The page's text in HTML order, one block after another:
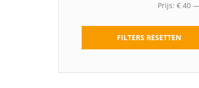
Prijs: € 40
FILTERS RESETTEN